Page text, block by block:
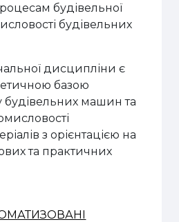
будівельної
будівельних
дисципліни є
базою
машин та
з орієнтацією на
та практичних